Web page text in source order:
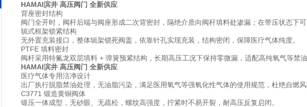
HAMAI滨井 高压阀门 全新供应
背座密封结构
阀门全开时，阀杆后端与阀座形成二次背密封，隔绝介质向阀杆填料处渗漏；在带压状态下
轭式框架锁紧结构
无外置充装接口，整体轭架锁死阀盖，依靠针孔实现充装，结构密闭，保障医疗气体纯度。
PTFE 填料密封
阀杆采用特氟龙双层填料 + 弹簧预紧结构，长期高压工况下保持零微漏，适配高纯氧气等禁油
HAMAI滨井 高压阀门 全新供应
医疗气体专用洁净设计
出厂执行脱脂禁油处理，无油脂污染，满足医用氧气等强氧化性气体的使用规范，杜绝自燃风
C3771 锻造黄铜阀体
锻压一体成型，无砂眼、无疏松，螺纹高强度，拧紧时不易开裂，耐高压反复启闭。